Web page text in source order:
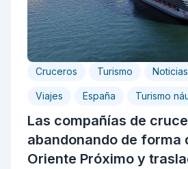
Cruceros Turismo Noticias
Viajes España Turismo
Las compañías de
abandonando de forma
Oriente Próximo y